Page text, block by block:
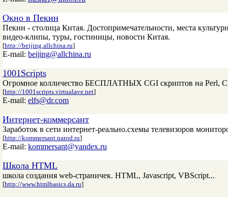
Окно в Пекин
Пекин - столица Китая. Достопримечательности, места
видео-клипы, туры, гостиницы, новости Китая.
[http://beijing.allchina.ru]
E-mail: beijing@allchina.ru
1001Scripts
Огромное колличество БЕСПЛАТНЫХ CGI скриптов на Perl,
[http://1001scripts.virtualave.net]
E-mail: elfs@dr.com
Интернет-коммерсант
Заработок в сети интернет-реально.схемы телевизоров
[http://kommersant.narod.ru]
E-mail: kommersant@yandex.ru
Школа HTML
школа создания web-страничек. HTML, Javascript, VBScript...
[http://www.htmlbasics.da.ru]